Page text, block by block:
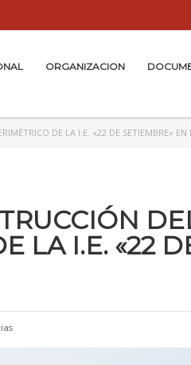
ORGANIZACION
DE LA I.E. «22 DE SETIEMBRE» EN
LA I.E. «22